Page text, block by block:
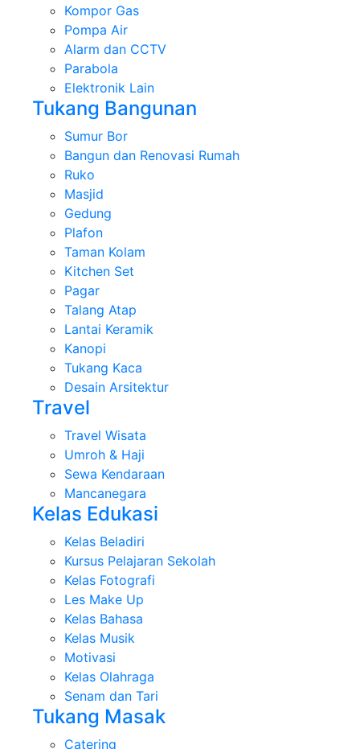
Kompor Gas
Pompa Air
Alarm dan CCTV
Parabola
Elektronik Lain
Tukang Bangunan
Sumur Bor
Bangun dan Renovasi Rumah
Ruko
Masjid
Gedung
Plafon
Taman Kolam
Kitchen Set
Pagar
Talang Atap
Lantai Keramik
Kanopi
Tukang Kaca
Desain Arsitektur
Travel
Travel Wisata
Umroh & Haji
Sewa Kendaraan
Mancanegara
Kelas Edukasi
Kelas Beladiri
Kursus Pelajaran Sekolah
Kelas Fotografi
Les Make Up
Kelas Bahasa
Kelas Musik
Motivasi
Kelas Olahraga
Senam dan Tari
Tukang Masak
Catering